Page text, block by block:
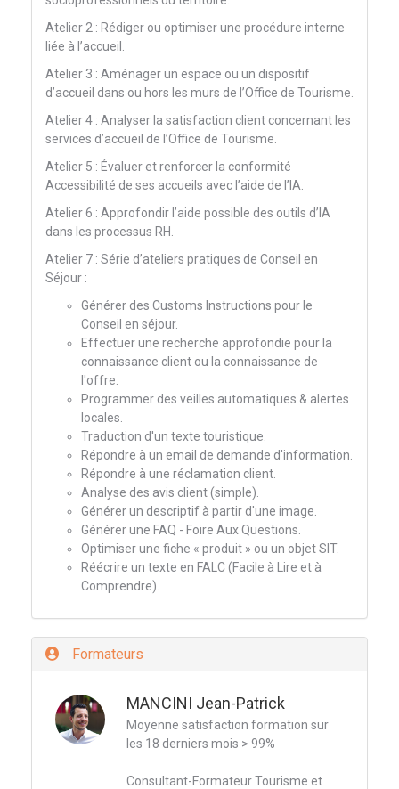
Atelier 2 : Rédiger ou optimiser une procédure interne
liée à l’accueil.
Atelier 3 : Aménager un espace ou un dispositif
d’accueil dans ou hors les murs de l’Office de Tourisme.
Atelier 4 : Analyser la satisfaction client concernant les
services d’accueil de l’Office de Tourisme.
Atelier 5 : Évaluer et renforcer la conformité
Accessibilité de ses accueils avec l’aide de l’IA.
Atelier 6 : Approfondir l’aide possible des outils d’IA
dans les processus RH.
Atelier 7 : Série d’ateliers pratiques de Conseil en
Séjour :
Générer des Customs Instructions pour le
Conseil en séjour.
Effectuer une recherche approfondie pour la
connaissance client ou la connaissance de
l'offre.
Programmer des veilles automatiques & alertes
locales.
Traduction d'un texte touristique.
Répondre à un email de demande d'information.
Répondre à une réclamation client.
Analyse des avis client (simple).
Générer un descriptif à partir d'une image.
Générer une FAQ - Foire Aux Questions.
Optimiser une fiche « produit » ou un objet SIT.
Réécrire un texte en FALC (Facile à Lire et à
Comprendre).
Formateurs
MANCINI Jean-Patrick
Moyenne satisfaction formation sur
les 18 derniers mois > 99%
Consultant-Formateur Tourisme et